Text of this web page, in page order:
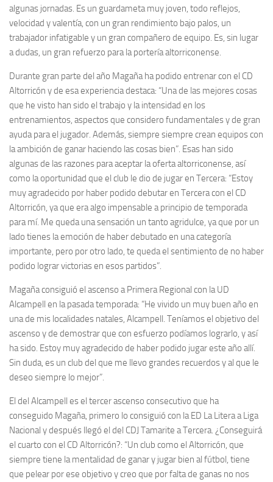
algunas jornadas. Es un guardameta muy joven, todo reflejos,
velocidad y valentía, con un gran rendimiento bajo palos, un
trabajador infatigable y un gran compañero de equipo. Es, sin lugar
a dudas, un gran refuerzo para la portería altorriconense.
Durante gran parte del año Magaña ha podido entrenar con el CD
Altorricón y de esa experiencia destaca: “Una de las mejores cosas
que he visto han sido el trabajo y la intensidad en los
entrenamientos, aspectos que considero fundamentales y de gran
ayuda para el jugador. Además, siempre siempre crean equipos con
la ambición de ganar haciendo las cosas bien”. Esas han sido
algunas de las razones para aceptar la oferta altorriconense, así
como la oportunidad que el club le dio de jugar en Tercera: “Estoy
muy agradecido por haber podido debutar en Tercera con el CD
Altorricón, ya que era algo impensable a principio de temporada
para mí. Me queda una sensación un tanto agridulce, ya que por un
lado tienes la emoción de haber debutado en una categoría
importante, pero por otro lado, te queda el sentimiento de no haber
podido lograr victorias en esos partidos”.
Magaña consiguió el ascenso a Primera Regional con la UD
Alcampell en la pasada temporada: “He vivido un muy buen año en
una de mis localidades natales, Alcampell. Teníamos el objetivo del
ascenso y de demostrar que con esfuerzo podíamos lograrlo, y así
ha sido. Estoy muy agradecido de haber podido jugar este año allí.
Sin duda, es un club del que me llevo grandes recuerdos y al que le
deseo siempre lo mejor”.
El del Alcampell es el tercer ascenso consecutivo que ha
conseguido Magaña, primero lo consiguió con la ED La Litera a Liga
Nacional y después llegó el del CDJ Tamarite a Tercera. ¿Conseguirá
el cuarto con el CD Altorricón?: “Un club como el Altorricón, que
siempre tiene la mentalidad de ganar y jugar bien al fútbol, tiene
que pelear por ese objetivo y creo que por falta de ganas no nos